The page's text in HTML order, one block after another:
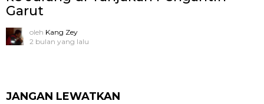
Garut
oleh Kang Zey
2 bulan yang lalu
JANGAN LEWATKAN